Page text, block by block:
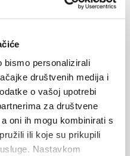
bismo personalizirali
društvenih medija i
o vašoj upotrebi
za društvene
oni ih mogu kombinirati s
ili koje su prikupili
Nastavkom
in shranjeni na e-